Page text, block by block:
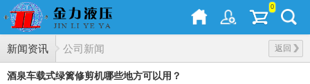
0
新闻资讯 返回
公司新闻
酒泉车载式绿篱修剪机哪些地方可以用？